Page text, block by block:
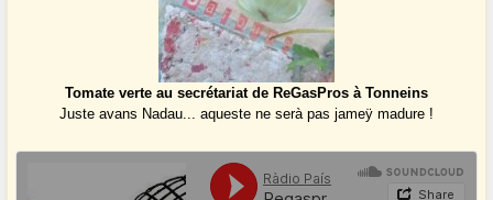
Tomate verte au secrétariat de ReGasPros à Tonneins
Juste avans Nadau... aqueste ne serà pas jameÿ madure !